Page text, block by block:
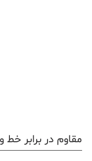
مقاوم در برابر